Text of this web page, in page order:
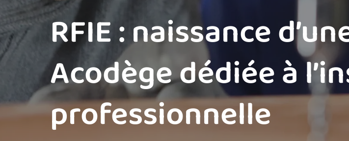
RFIE : naissance
Acodège dédiée à
professionnelle